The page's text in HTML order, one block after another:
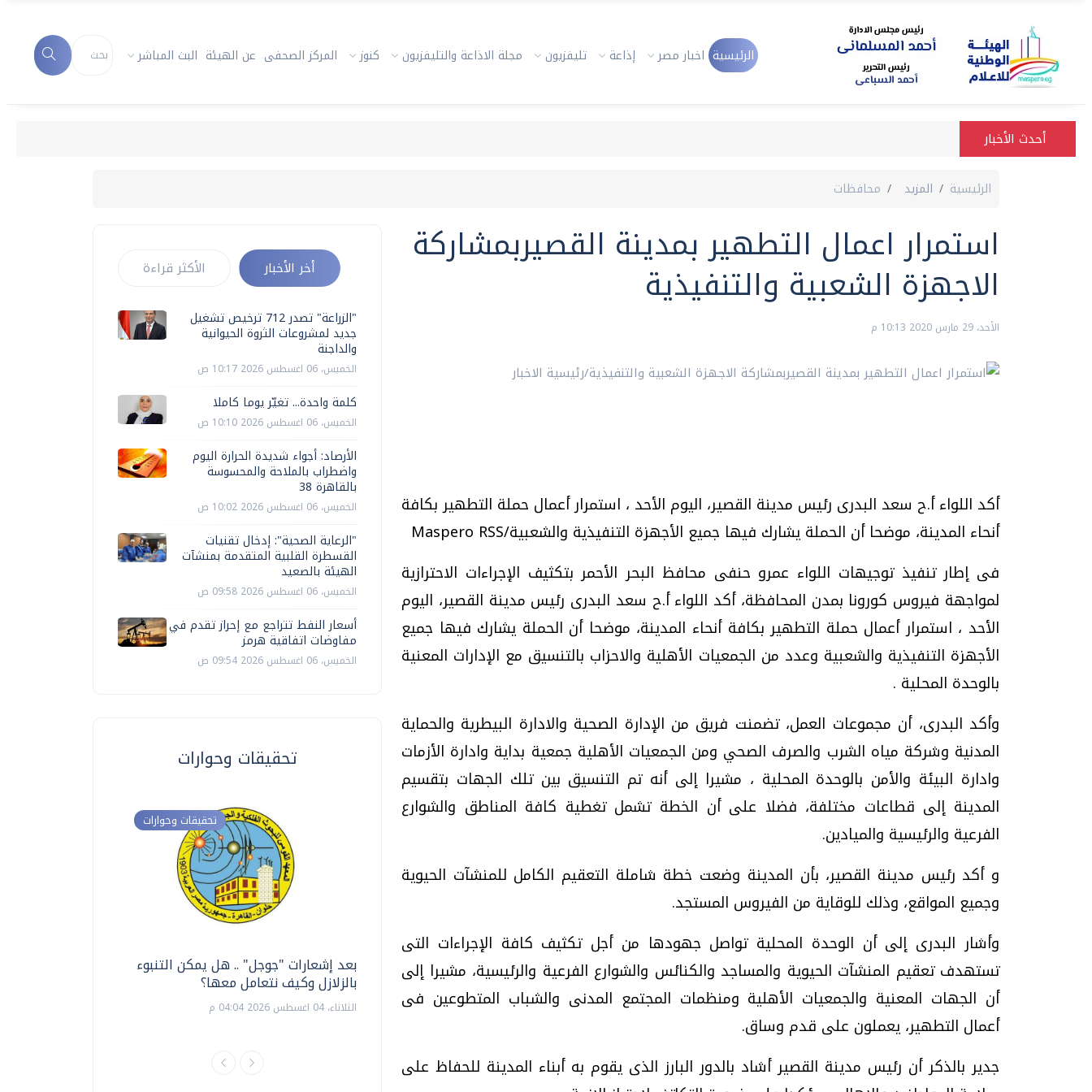
الرئيسية اخبار مصر إذاعة تليفزيون مجلة الاذاعة والتليفزيون كنوز المركز الصحفى عن الهيئة البث المباشر
أحدث الأخبار
الرئيسية المزيد محافظات
استمرار اعمال التطهير بمدينة القصيربمشاركة
الاجهزة الشعبية والتنفيذية
الأحد، 29 مارس 2020 10:13 م
أكد اللواء أ.ح سعد البدرى رئيس مدينة القصير، اليوم الأحد ، استمرار أعمال حملة التطهير بكافة
أنحاء المدينة، موضحا أن الحملة يشارك فيها جميع الأجهزة التنفيذية والشعبية/Maspero RSS
فى إطار تنفيذ توجيهات اللواء عمرو حنفى محافظ البحر الأحمر بتكثيف الإجراءات الاحترازية
لمواجهة فيروس كورونا بمدن المحافظة، أكد اللواء أ.ح سعد البدرى رئيس مدينة القصير، اليوم
الأحد ، استمرار أعمال حملة التطهير بكافة أنحاء المدينة، موضحا أن الحملة يشارك فيها جميع
الأجهزة التنفيذية والشعبية وعدد من الجمعيات الأهلية والاحزاب بالتنسيق مع الإدارات المعنية
بالوحدة المحلية .
وأكد البدرى، أن مجموعات العمل، تضمنت فريق من الإدارة الصحية والادارة البيطرية والحماية
المدنية وشركة مياه الشرب والصرف الصحي ومن الجمعيات الأهلية جمعية بداية وادارة الأزمات
وادارة البيئة والأمن بالوحدة المحلية ، مشيرا إلى أنه تم التنسيق بين تلك الجهات بتقسيم
المدينة إلى قطاعات مختلفة، فضلا على أن الخطة تشمل تغطية كافة المناطق والشوارع
الفرعية والرئيسية والميادين.
و أكد رئيس مدينة القصير، بأن المدينة وضعت خطة شاملة التعقيم الكامل للمنشآت الحيوية
وجميع المواقع، وذلك للوقاية من الفيروس المستجد.
وأشار البدرى إلى أن الوحدة المحلية تواصل جهودها من أجل تكثيف كافة الإجراءات التى
تستهدف تعقيم المنشآت الحيوية والمساجد والكنائس والشوارع الفرعية والرئيسية، مشيرا إلى
أن الجهات المعنية والجمعيات الأهلية ومنظمات المجتمع المدنى والشباب المتطوعين فى
أعمال التطهير، يعملون على قدم وساق.
جدير بالذكر أن رئيس مدينة القصير أشاد بالدور البارز الذى يقوم به أبناء المدينة للحفاظ على
أخر الأخبار الأكثر قراءة
"الزراعة" تصدر 712 ترخيص تشغيل
جديد لمشروعات الثروة الحيوانية
والداجنة
الخميس، 06 اغسطس 2026 10:17 ص
كلمة واحدة... تغيّر يوما كاملا
الخميس، 06 اغسطس 2026 10:10 ص
الأرصاد: أجواء شديدة الحرارة اليوم
واضطراب بالملاحة والمحسوسة
بالقاهرة 38
الخميس، 06 اغسطس 2026 10:02 ص
"الرعاية الصحية": إدخال تقنيات
القسطرة القلبية المتقدمة بمنشآت
الهيئة بالصعيد
الخميس، 06 اغسطس 2026 09:58 ص
أسعار النفط تتراجع مع إحراز تقدم في
مفاوضات اتفاقية هرمز
الخميس، 06 اغسطس 2026 09:54 ص
تحقيقات وحوارات
تحقيقات وحوارات
بعد إشعارات "جوجل" .. هل يمكن التنبوء
بالزلازل وكيف نتعامل معها؟
الثلاثاء، 04 اغسطس 2026 04:04 م
تحقيقات وحوارات
دليلك للتنسيق الجامعي .. تساؤلات
وإجابات
السبت، 01 اغسطس 2026 10:25 ص
تحقيقات وحوارات
فيديو.. الإعلام الرقمي.. تقنيات واعدة
وتحديات هائلة
الخميس، 30 يوليو 2026 01:09 م
تحقيقات وحوارات
موجات الطقس الساخنة.. لماذا تحدث وكيف